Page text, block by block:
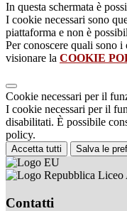
In questa schermata è
I cookie necessari sono
piattaforma e non è
Per conoscere quali sono
visionare la COOKIE
Cookie necessari per il
I cookie necessari per il
disabilitati. È possibile
policy.
Accetta tutti Salva le
Liceo
Contatti